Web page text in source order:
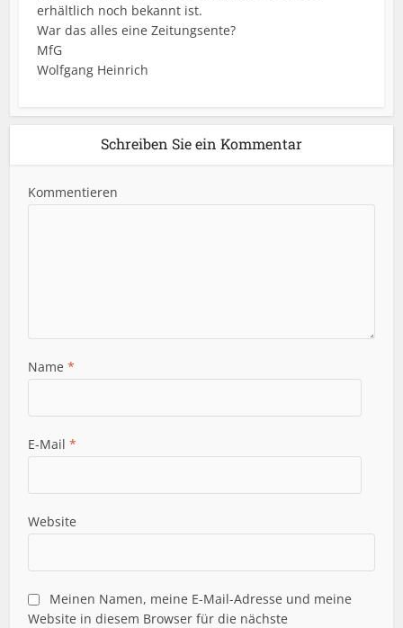
erhältlich noch bekannt ist.
War das alles eine Zeitungsente?
MfG
Wolfgang Heinrich
Schreiben Sie ein Kommentar
Kommentieren
Name*
E-Mail*
Website
Meinen Namen, meine E-Mail-Adresse und meine
Website in diesem Browser für die nächste